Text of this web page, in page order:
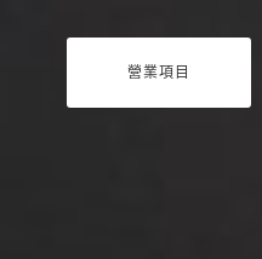
營業項目